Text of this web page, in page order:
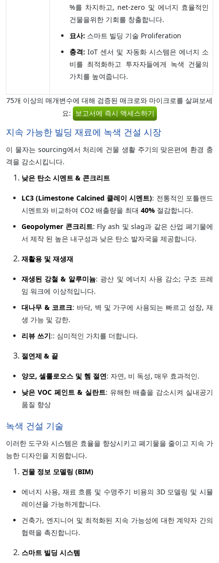
%를 차지하고, net-zero 및 에너지 효율적인
건물을위한 기회를 창출합니다.
묘사: 스마트 빌딩 기술 Proliferation
충격: IoT 센서 및 자동화 시스템은 에너지 소
비를 최적화하고 투자자들에게 녹색 건물의
가치를 높여줍니다.
75개 이상의 매개변수에 대해 검증된 매크로와 마이크로를 살펴보세
요: 보고서에 즉시 액세스하기
지속 가능한 빌딩 재료에 녹색 건설 시장
이 물자는 sourcing에서 처리에 건물 생활 주기의 맞은편에 환경 충
격을 감소시킵니다.
낮은 탄소 시멘트 & 콘크리트
LC3 (Limestone Calcined 클레이 시멘트): 전통적인 포틀랜드
시멘트와 비교하여 CO2 배출량을 최대 40% 절감합니다.
Geopolymer 콘크리트: Fly ash 및 slag과 같은 산업 폐기물에
서 제작 된 높은 내구성과 낮은 탄소 발자국을 제공합니다.
재활용 및 재생재
재생된 강철 & 알루미늄: 광산 및 에너지 사용 감소; 구조 프레
임 워크에 이상적입니다.
대나무 & 코르크: 바닥, 벽 및 가구에 사용되는 빠르고 성장, 재
생 가능 및 강한.
리뷰 쓰기:: 심미적인 가치를 더합니다.
절연제 & 끝
양모, 셀룰로오스 및 헴 절연: 자연, 비 독성, 매우 효과적인.
낮은 VOC 페인트 & 실란트: 유해한 배출을 감소시켜 실내공기
품질 향상
녹색 건설 기술
이러한 도구와 시스템은 효율을 향상시키고 폐기물을 줄이고 지속 가
능한 디자인을 지원합니다.
건물 정보 모델링 (BIM)
에너지 사용, 재료 흐름 및 수명주기 비용의 3D 모델링 및 시뮬
레이션을 가능하게합니다.
건축가, 엔지니어 및 최적화된 지속 가능성에 대한 계약자 간의
협력을 촉진합니다.
스마트 빌딩 시스템